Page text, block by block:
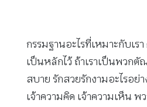
กรรมฐานอะไรที่เหมาะกับเร
เป็นหลักไว้ ถ้าเราเป็นพวกตั
สบาย รักสวยรักงามอะไรอย่
เจ้าความคิด เจ้าความเห็น พ